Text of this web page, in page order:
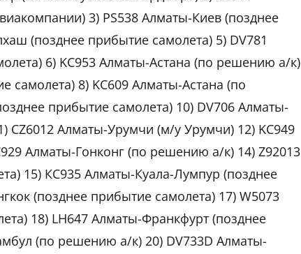
3) PS538 Алматы-Киев (позднее
(позднее прибытие самолета) 5) DV781
6) KC953 Алматы-Астана (по решению а/к)
самолета) 8) KC609 Алматы-Астана (по
прибытие самолета) 10) DV706 Алматы-
Алматы-Урумчи (м/у Урумчи) 12) KC949
Алматы-Гонконг (по решению а/к) 14) Z92013
15) КС935 Алматы-Куала-Лумпур (позднее
(позднее прибытие самолета) 17) W5073
18) LH647 Алматы-Франкфурт (позднее
(по решению а/к) 20) DV733D Алматы-